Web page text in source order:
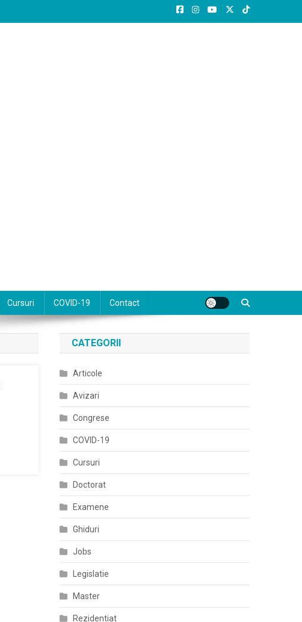
Cursuri COVID-19 Contact
CATEGORII
Articole
Avizari
Congrese
COVID-19
Cursuri
Doctorat
Examene
Ghiduri
Jobs
Legislatie
Master
Rezidentiat